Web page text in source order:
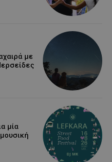
με
μία